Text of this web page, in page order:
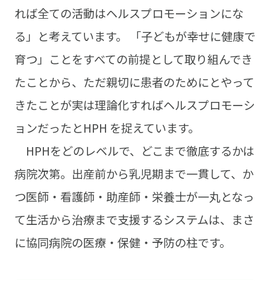
れば全ての活動はヘルスプロモーションにな
る」と考えています。 「子どもが幸せに健康で
育つ」ことをすべての前提として取り組んでき
たことから、ただ親切に患者のためにとやって
きたことが実は理論化すればヘルスプロモーシ
ョンだったとHPH を捉えています。
HPHをどのレベルで、どこまで徹底するかは
病院次第。出産前から乳児期まで一貫して、か
つ医師・看護師・助産師・栄養士が一丸となっ
て生活から治療まで支援するシステムは、まさ
に協同病院の医療・保健・予防の柱です。